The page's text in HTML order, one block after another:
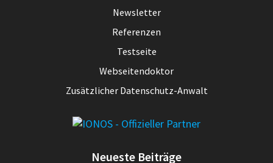
Newsletter
Referenzen
Testseite
Webseitendoktor
Zusätzlicher Datenschutz-Anwalt
Neueste Beiträge